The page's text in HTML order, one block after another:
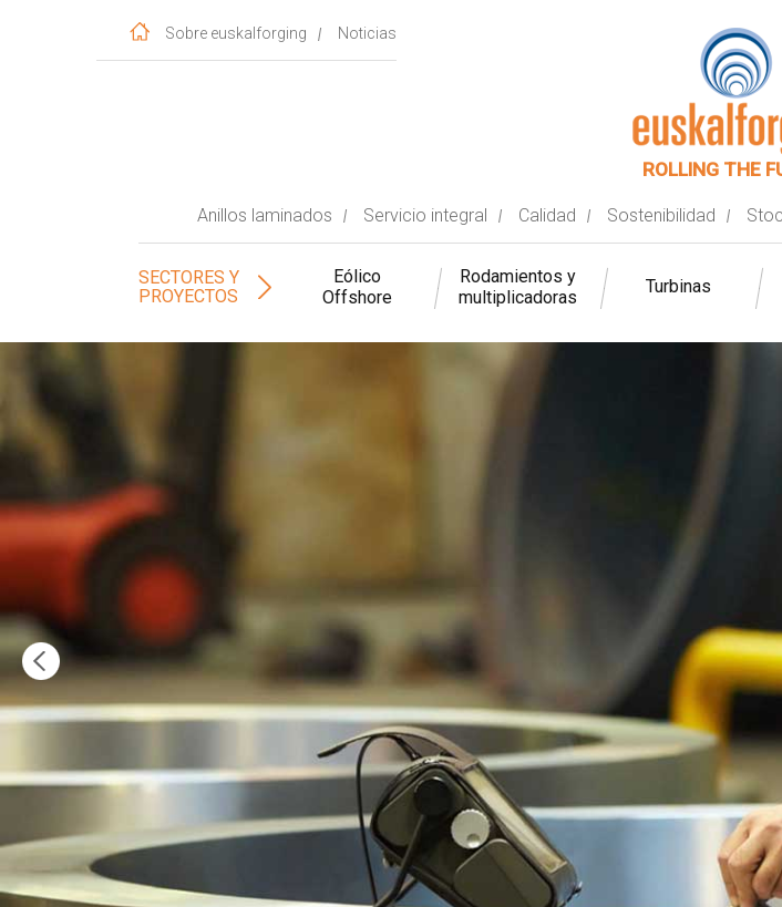
Sobre euskalforging Noticias
ROLLING THE
Anillos laminados Servicio integral Calidad Sostenibilidad
SECTORES Y
PROYECTOS
Eólico
Offshore
Rodamientos y
multiplicadoras
Turbinas